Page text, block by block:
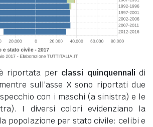
riportata per classi quinquennali di
sull'asse X sono riportati due
con i maschi (a sinistra) e le
I diversi colori evidenziano la
popolazione per stato civile: celibi e